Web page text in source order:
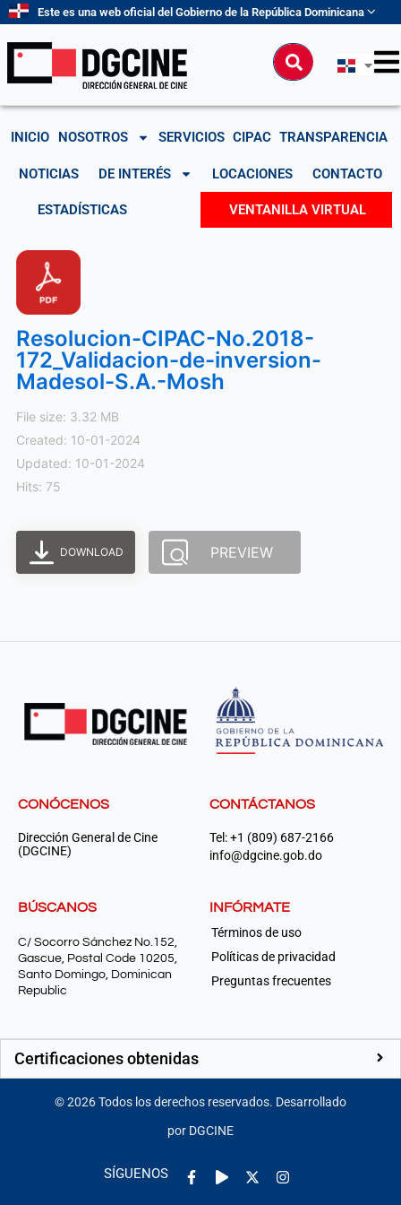
contenido
Este es una web oficial del Gobierno de la República Dominicana
Buscar
INICIO NOSOTROS SERVICIOS CIPAC TRANSPARENCIA
NOTICIAS DE INTERÉS LOCACIONES CONTACTO
ESTADÍSTICAS VENTANILLA VIRTUAL
Resolucion-CIPAC-No.2018-
172_Validacion-de-inversion-
Madesol-S.A.-Mosh
File size: 3.32 MB
Created: 10-01-2024
Updated: 10-01-2024
Hits: 75
DOWNLOAD PREVIEW
CONÓCENOS
Dirección General de Cine
(DGCINE)
CONTÁCTANOS
Tel: +1 (809) 687-2166
info@dgcine.gob.do
BÚSCANOS
C/ Socorro Sánchez No.152,
Gascue, Postal Code 10205,
Santo Domingo, Dominican
Republic
INFÓRMATE
Términos de uso
Políticas de privacidad
Preguntas frecuentes
Certificaciones obtenidas
©2026Todos los derechos reservados. Desarrollado
por DGCINE
SÍGUENOS
Facebook-
f
Play Instagram